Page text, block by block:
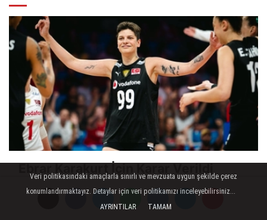
Veri politikasındaki amaçlarla sınırlı ve mevzuata uygun şekilde çerez
konumlandırmaktayız. Detaylar için veri politikamızı inceleyebilirsiniz...
AYRINTILAR
TAMAM